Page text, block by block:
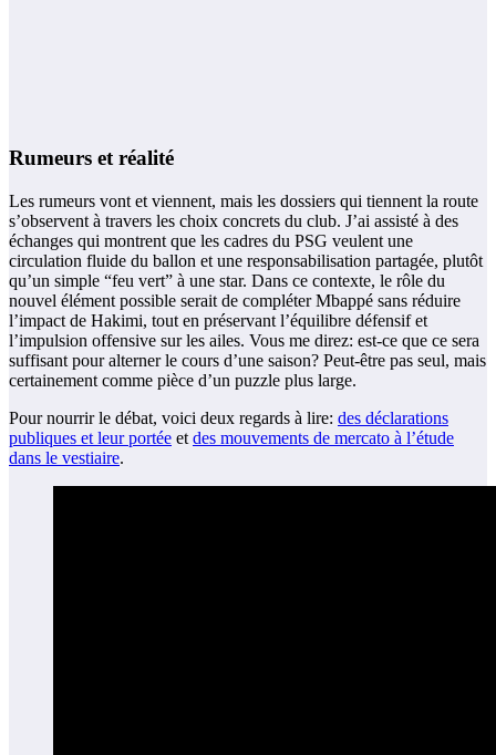
Rumeurs et réalité
Les rumeurs vont et viennent, mais les dossiers qui tiennent la route
s’observent à travers les choix concrets du club. J’ai assisté à des
échanges qui montrent que les cadres du PSG veulent une
circulation fluide du ballon et une responsabilisation partagée, plutôt
qu’un simple “feu vert” à une star. Dans ce contexte, le rôle du
nouvel élément possible serait de compléter Mbappé sans réduire
l’impact de Hakimi, tout en préservant l’équilibre défensif et
l’impulsion offensive sur les ailes. Vous me direz: est-ce que ce sera
suffisant pour alterner le cours d’une saison? Peut-être pas seul, mais
certainement comme pièce d’un puzzle plus large.
Pour nourrir le débat, voici deux regards à lire: des déclarations
publiques et leur portée et des mouvements de mercato à l’étude
dans le vestiaire.